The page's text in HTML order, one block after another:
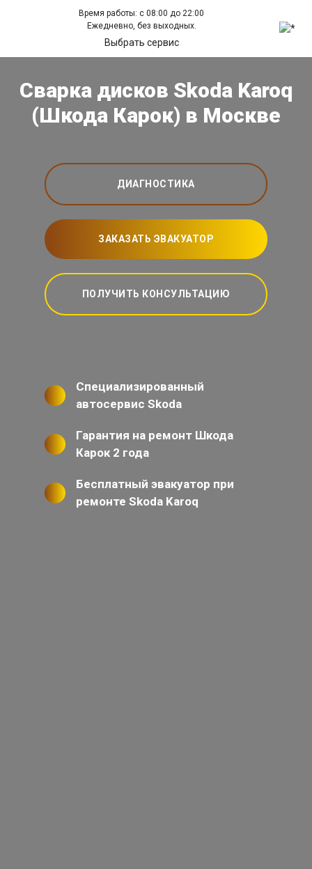
Время работы: с 08:00 до 22:00
Ежедневно, без выходных.
Выбрать сервис
Сварка дисков Skoda Karoq
(Шкода Карок) в Москве
ДИАГНОСТИКА
ЗАКАЗАТЬ ЭВАКУАТОР
ПОЛУЧИТЬ КОНСУЛЬТАЦИЮ
Специализированный
автосервис Skoda
Гарантия на ремонт Шкода
Карок 2 года
Бесплатный эвакуатор при
ремонте Skoda Karoq